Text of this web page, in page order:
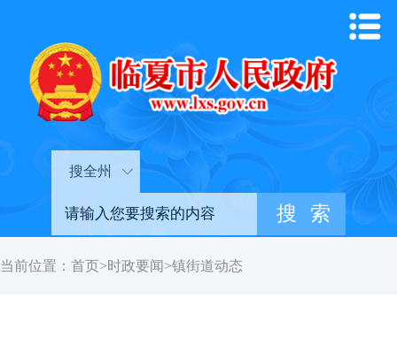
搜全州
当前位置： 首页>时政要闻 >镇街道动态